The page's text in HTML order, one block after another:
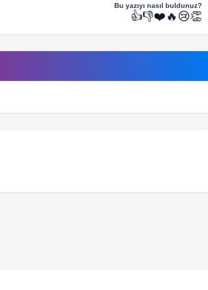
Bu yazıyı nasıl buldunuz?
👍👎❤️🔥 😢👏
Nvidia’dan Geldi
Teknik Servis Ücretleri